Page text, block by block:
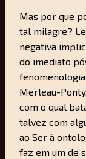
Mas por que
tal milagre?
negativa
do imediato
Merleau-
com o qual
talvez com
ao Ser à
faz em um de